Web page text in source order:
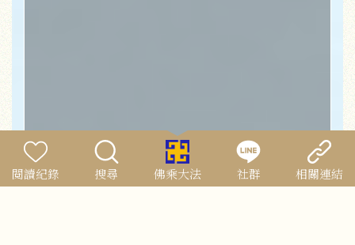
閱讀紀錄 搜尋 佛乘大法 社群 相關連結